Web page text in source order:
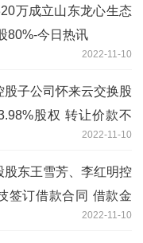
万成立山东龙心生态
80%-今日热讯
2022-11-10
子公司怀来云交换股
股权 转让价款不
2022-11-10
股东王雪芳、李红明控
签订借款合同 借款金
2022-11-10